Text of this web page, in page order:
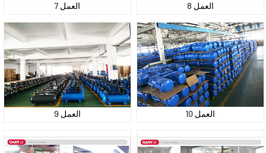
العمل 7 العمل 8
العمل 9 العمل 10